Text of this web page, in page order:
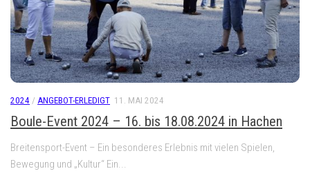
2024 / ANGEBOT-ERLEDIGT 11. MAI 2024
Boule-Event 2024 – 16. bis 18.08.2024 in Hachen
Breitensport-Event – Ein besonderes Erlebnis mit vielen Spielen,
Bewegung und „Kultur“ Ein...